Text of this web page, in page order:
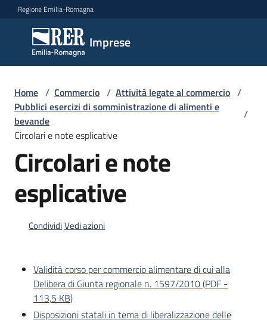
Vai al contenuto
Vai alla navigazione
Vai al footer
Regione Emilia-Romagna
Imprese
Imprese
Argomenti
Novità
Servizi
Leggi
Atti
Programmi
Home / Commercio / Attività legate al commercio /
Pubblici esercizi di somministrazione di alimenti e
bevande
/
Circolari e note esplicative
Circolari e note
esplicative
CondividiVedi azioni
Validità corso per commercio alimentare di cui alla
Delibera di Giunta regionale n. 1597/2010(PDF -
113,5 KB)
Disposizioni statali in tema di liberalizzazione delle